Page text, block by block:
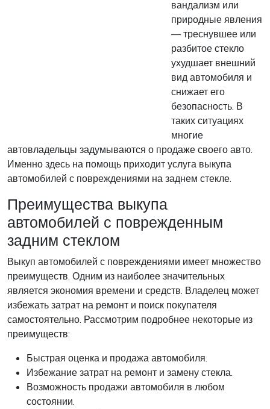
вандализм или
природные явления
— треснувшее или
разбитое стекло
ухудшает внешний
вид автомобиля и
снижает его
безопасность. В
таких ситуациях
многие
автовладельцы задумываются о продаже своего авто.
Именно здесь на помощь приходит услуга выкупа
автомобилей с повреждениями на заднем стекле.
Преимущества выкупа
автомобилей с поврежденным
задним стеклом
Выкуп автомобилей с повреждениями имеет множество
преимуществ. Одним из наиболее значительных
является экономия времени и средств. Владелец может
избежать затрат на ремонт и поиск покупателя
самостоятельно. Рассмотрим подробнее некоторые из
преимуществ:
Быстрая оценка и продажа автомобиля.
Избежание затрат на ремонт и замену стекла.
Возможность продажи автомобиля в любом
состоянии.